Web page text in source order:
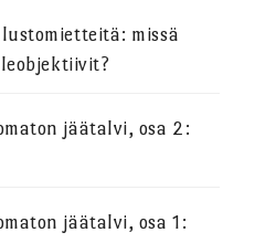
missä
jäätalvi, osa 2:
jäätalvi, osa 1: